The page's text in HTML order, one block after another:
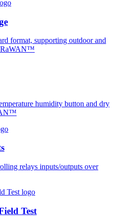
format, supporting outdoor and
humidity button and dry
relays inputs/outputs over
Test